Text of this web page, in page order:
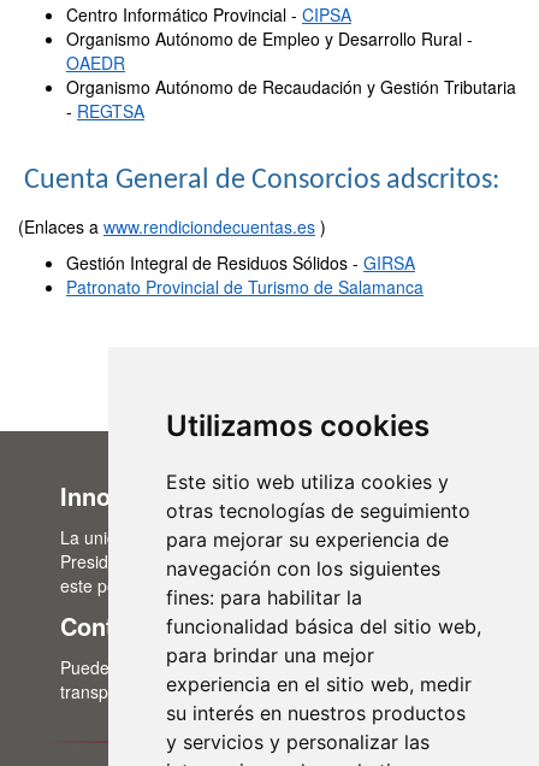
Utilizamos cookies
Este sitio web utiliza cookies y
otras tecnologías de seguimiento
para mejorar su experiencia de
navegación con los siguientes
fines: para habilitar la
funcionalidad básica del sitio web,
para brindar una mejor
experiencia en el sitio web, medir
su interés en nuestros productos
y servicios y personalizar las
Centro Informático Provincial - CIPSA
Organismo Autónomo de Empleo y Desarrollo Rural -
OAEDR
Organismo Autónomo de Recaudación y Gestión Tributaria
- REGTSA
Cuenta General de Consorcios adscritos:
(Enlaces a www.rendiciondecuentas.es )
Gestión Integral de Residuos Sólidos - GIRSA
Patronato Provincial de Turismo de Salamanca
Innovación Administrativa
La unidad de Innovación Administrativa, del Área de
Presidencia, es la encargada de la actualización de
este portal de transparencia.
Contacto
Puedes contactar con nosotros a través del correo:
transparencia@lasalina.es